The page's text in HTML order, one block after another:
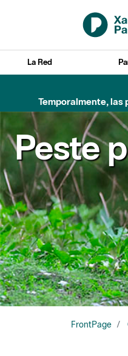
Saltar al contenido principal
La Red
Temporalmente, las
Peste
FrontPage